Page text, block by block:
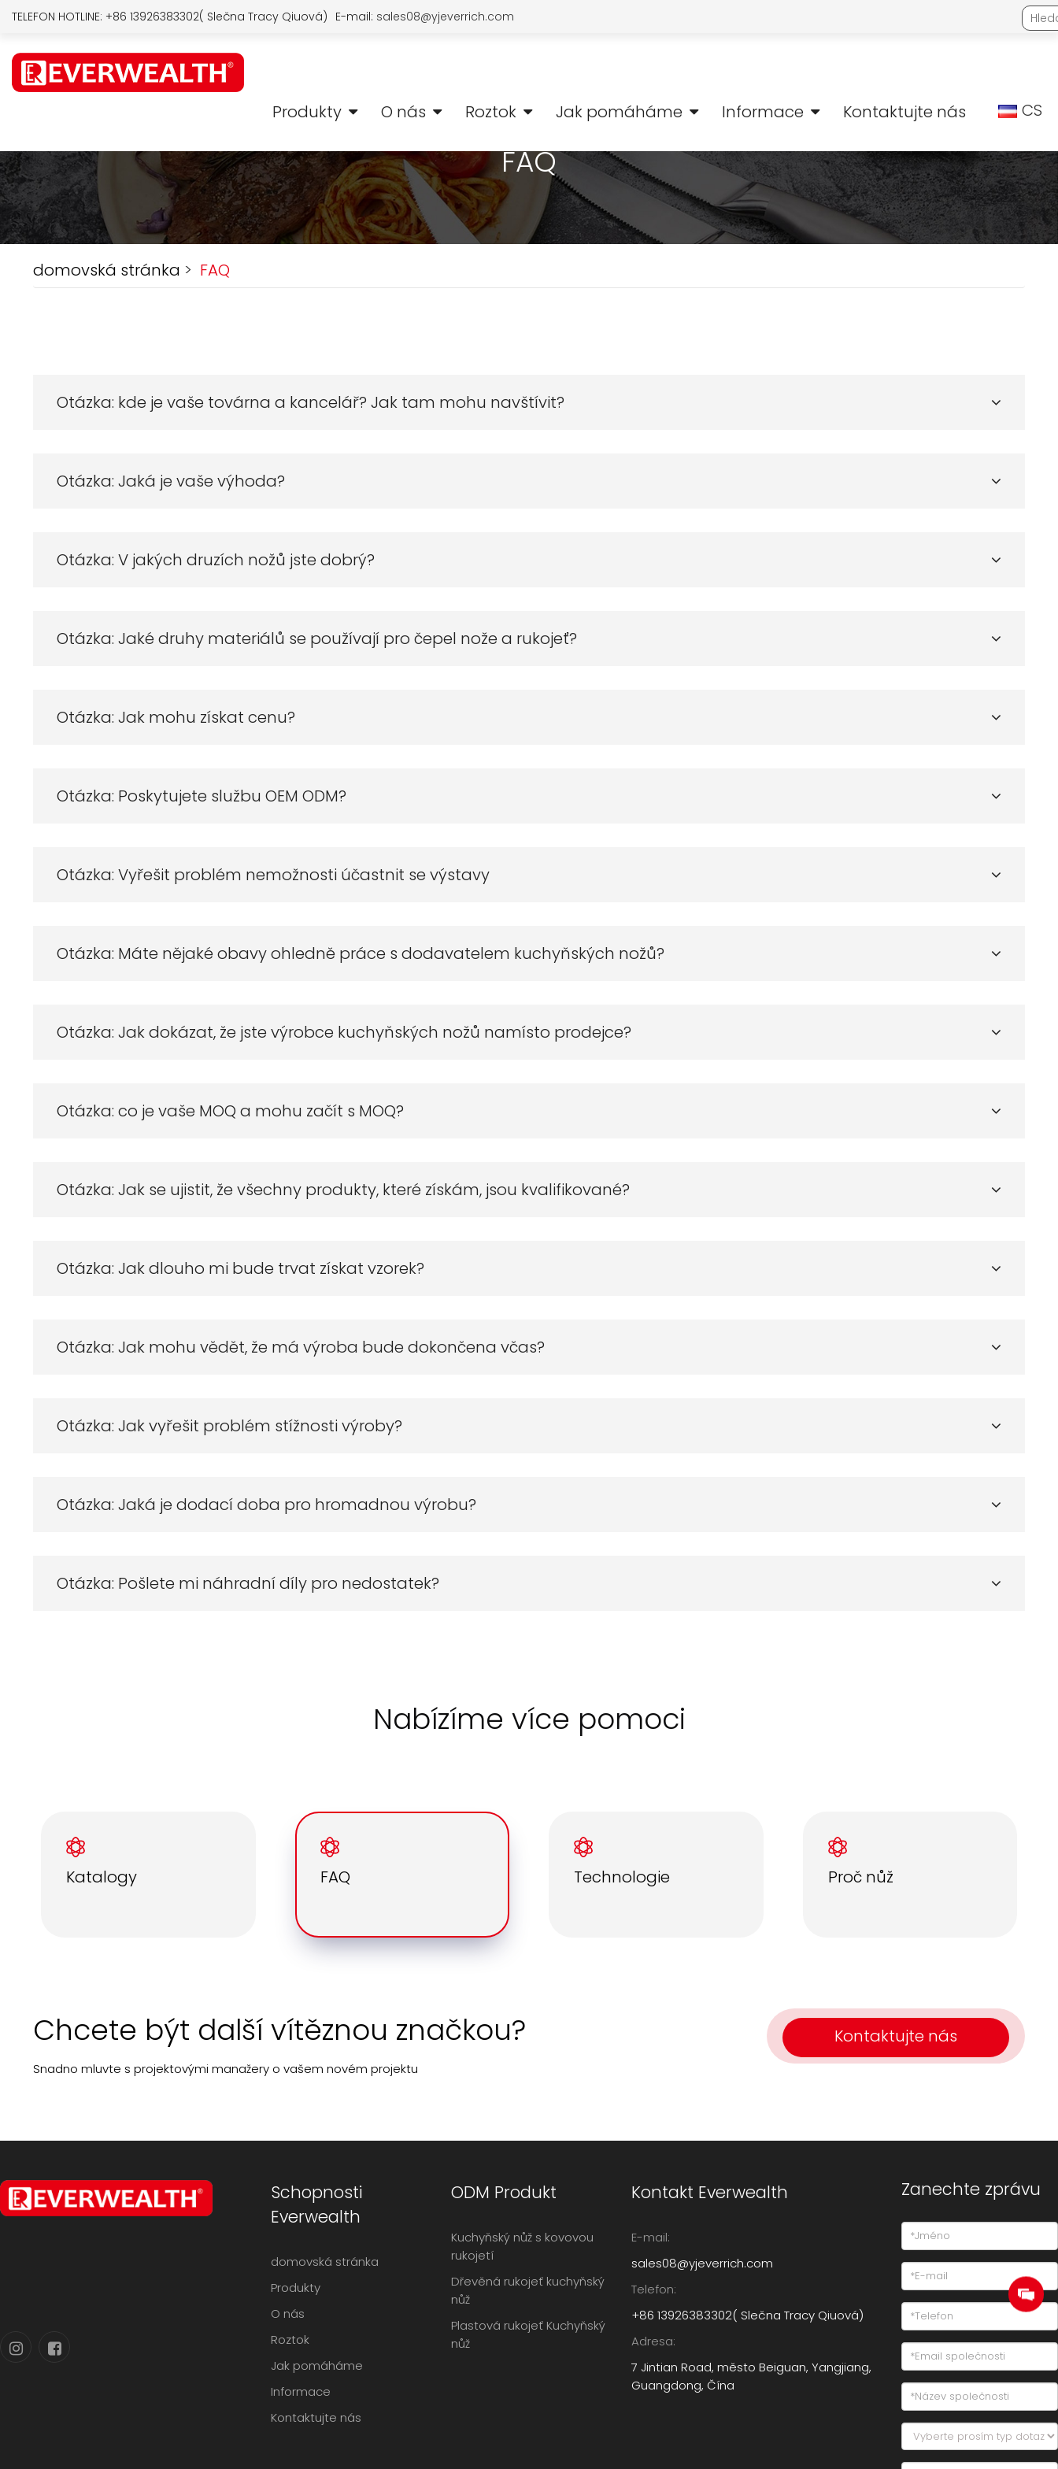
TELEFON HOTLINE: +86 13926383302( Slečna Tracy Qiuová) E-mail: sales08@yjeverrich.com
Produkty O nás Roztok Jak pomáháme Informace Kontaktujte nás CS
FAQ
domovská stránka > FAQ
Otázka: kde je vaše továrna a kancelář? Jak tam mohu navštívit?
Otázka: Jaká je vaše výhoda?
Otázka: V jakých druzích nožů jste dobrý?
Otázka: Jaké druhy materiálů se používají pro čepel nože a rukojeť?
Otázka: Jak mohu získat cenu?
Otázka: Poskytujete službu OEM ODM?
Otázka: Vyřešit problém nemožnosti účastnit se výstavy
Otázka: Máte nějaké obavy ohledně práce s dodavatelem kuchyňských nožů?
Otázka: Jak dokázat, že jste výrobce kuchyňských nožů namísto prodejce?
Otázka: co je vaše MOQ a mohu začít s MOQ?
Otázka: Jak se ujistit, že všechny produkty, které získám, jsou kvalifikované?
Otázka: Jak dlouho mi bude trvat získat vzorek?
Otázka: Jak mohu vědět, že má výroba bude dokončena včas?
Otázka: Jak vyřešit problém stížnosti výroby?
Otázka: Jaká je dodací doba pro hromadnou výrobu?
Otázka: Pošlete mi náhradní díly pro nedostatek?
Nabízíme více pomoci
Katalogy FAQ Technologie Proč nůž
Chcete být další vítěznou značkou?
Snadno mluvte s projektovými manažery o vašem novém projektu
Kontaktujte nás
Schopnosti
Everwealth
domovská stránka
Produkty
O nás
Roztok
Jak pomáháme
Informace
Kontaktujte nás
ODM Produkt
Kuchyňský nůž s kovovou
rukojetí
Dřevěná rukojeť kuchyňský
nůž
Plastová rukojeť Kuchyňský
nůž
Kontakt Everwealth
E-mail:
sales08@yjeverrich.com
Telefon:
+86 13926383302( Slečna Tracy Qiuová)
Adresa:
7 Jintian Road, město Beiguan, Yangjiang,
Guangdong, Čína
Zanechte zprávu